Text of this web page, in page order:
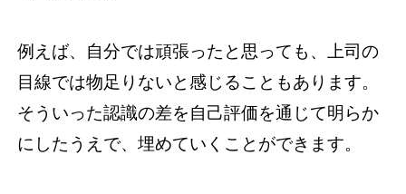
例えば、自分では頑張ったと思っても、上司の
目線では物足りないと感じることもあります。
そういった認識の差を自己評価を通じて明らか
にしたうえで、埋めていくことができます。